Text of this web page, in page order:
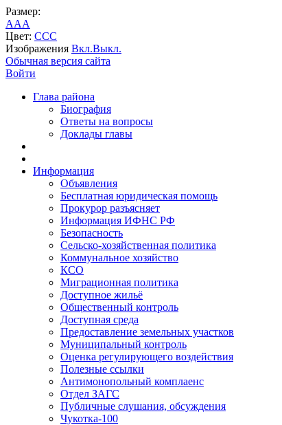
Размер:
AAA
Цвет: CCC
Изображения Вкл.Выкл.
Обычная версия сайта
Войти
Глава района
Биография
Ответы на вопросы
Доклады главы
Информация
Объявления
Бесплатная юридическая помощь
Прокурор разъясняет
Информация ИФНС РФ
Безопасность
Сельско-хозяйственная политика
Коммунальное хозяйство
КСО
Миграционная политика
Доступное жильё
Общественный контроль
Доступная среда
Предоставление земельных участков
Муниципальный контроль
Оценка регулирующего воздействия
Полезные ссылки
Антимонопольный комплаенс
Отдел ЗАГС
Публичные слушания, обсуждения
Чукотка-100